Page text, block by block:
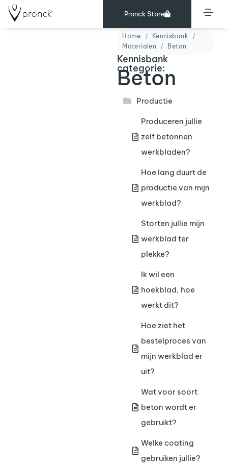
Pronck Store
Home
Kennisbank
Materialen
Beton
Kennisbank
categorie:
Beton
Productie
Produceren jullie
zelf betonnen
werkbladen?
Hoe lang duurt de
productie van mijn
werkblad?
Storten jullie mijn
werkblad ter
plekke?
Ik wil een
hoekblad, hoe
werkt dit?
Hoe ziet het
bestelproces van
mijn werkblad er
uit?
Wat voor soort
beton wordt er
gebruikt?
Welke coating
gebruiken jullie?